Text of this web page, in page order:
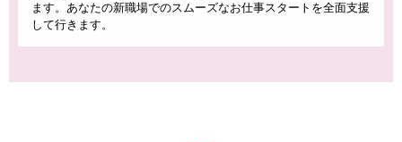
ます。あなたの新職場でのスムーズなお仕事スタートを全面支援
して行きます。